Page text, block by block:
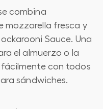
combina
mozzarella fresca y
Sauce. Una
el almuerzo o la
con todos
sándwiches.